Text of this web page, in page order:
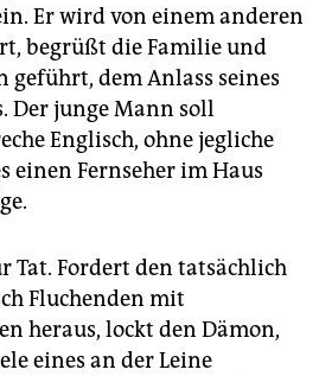
Er wird von einem anderen
begrüßt die Familie und
geführt, dem Anlass seines
Der junge Mann soll
Englisch, ohne jegliche
einen Fernseher im Haus
Tat. Fordert den tatsächlich
Fluchenden mit
heraus, lockt den Dämon,
eines an der Leine